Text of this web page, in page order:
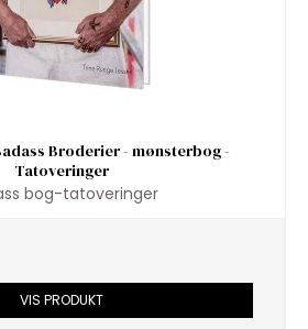
Broderier - mønsterbog -
Tatoveringer
bog-tatoveringer
VIS PRODUKT